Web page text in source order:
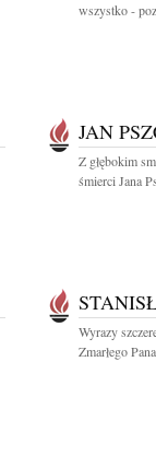
wszystko -
JAN
Z głębokim
śmierci Jana
Wyrazy
Zmarłego